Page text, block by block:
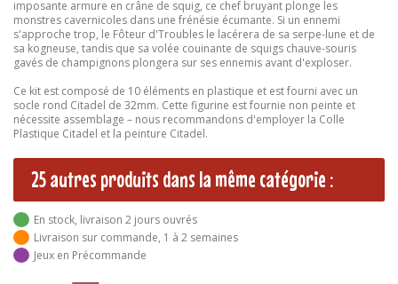
imposante armure en crâne de squig, ce chef bruyant plonge les
monstres cavernicoles dans une frénésie écumante. Si un ennemi
s'approche trop, le Fôteur d'Troubles le lacérera de sa serpe-lune et de
sa kogneuse, tandis que sa volée couinante de squigs chauve-souris
gavés de champignons plongera sur ses ennemis avant d'exploser.
Ce kit est composé de 10 éléments en plastique et est fourni avec un
socle rond Citadel de 32mm. Cette figurine est fournie non peinte et
nécessite assemblage – nous recommandons d'employer la Colle
Plastique Citadel et la peinture Citadel.
25 autres produits dans la même catégorie :
En stock, livraison 2 jours ouvrés
Livraison sur commande, 1 à 2 semaines
Jeux en Précommande